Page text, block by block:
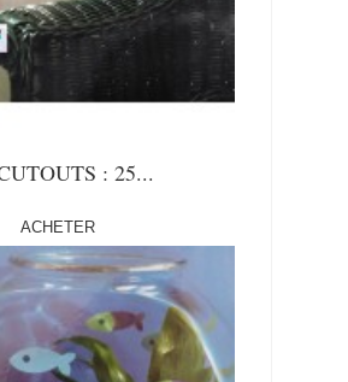
: 25...
ACHETER